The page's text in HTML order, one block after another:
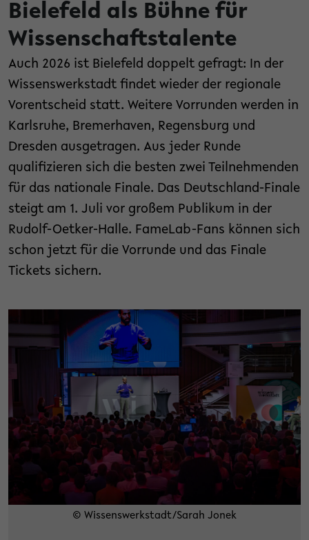
Bielefeld als Bühne für
Wissenschaftstalente
Auch 2026 ist Bielefeld doppelt gefragt: In der
Wissenswerkstadt findet wieder der regionale
Vorentscheid statt. Weitere Vorrunden werden in
Karlsruhe, Bremerhaven, Regensburg und
Dresden ausgetragen. Aus jeder Runde
qualifizieren sich die besten zwei Teilnehmenden
für das nationale Finale. Das Deutschland-Finale
steigt am 1. Juli vor großem Publikum in der
Rudolf-Oetker-Halle. FameLab-Fans können sich
schon jetzt für die Vorrunde und das Finale
Tickets sichern.
© Wissenswerkstadt/Sarah Jonek